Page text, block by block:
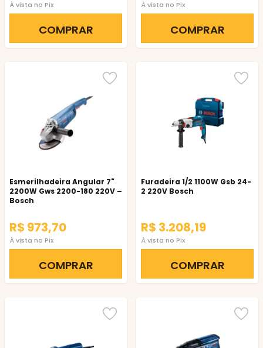
À vista no Pix
COMPRAR
À vista no Pix
COMPRAR
Esmerilhadeira Angular 7"
2200W Gws 2200-180 220V –
Bosch
R$ 973,70
À vista no Pix
COMPRAR
Furadeira 1/2 1100W Gsb 24-
2 220V Bosch
R$ 3.208,19
À vista no Pix
COMPRAR